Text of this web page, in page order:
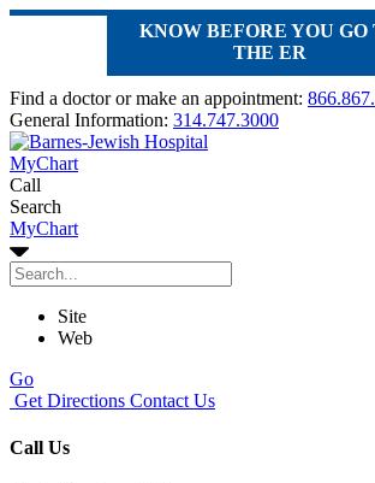
KNOW BEFORE YOU GO
THE ER
Find a doctor or make an appointment:
General Information: 314.747.3000
MyChart
Call
Search
MyChart
Site
Web
Go
Get Directions Contact Us
Call Us